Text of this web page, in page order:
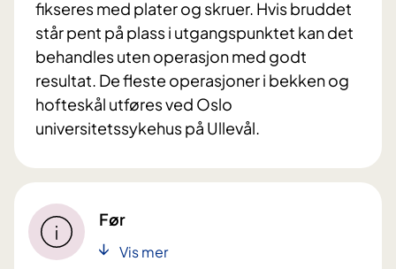
fikseres med plater og skruer. Hvis bruddet
står pent på plass i utgangspunktet kan det
behandles uten operasjon med godt
resultat. De fleste operasjoner i bekken og
hofteskål utføres ved Oslo
universitetssykehus på Ullevål.
Før
Vis mer